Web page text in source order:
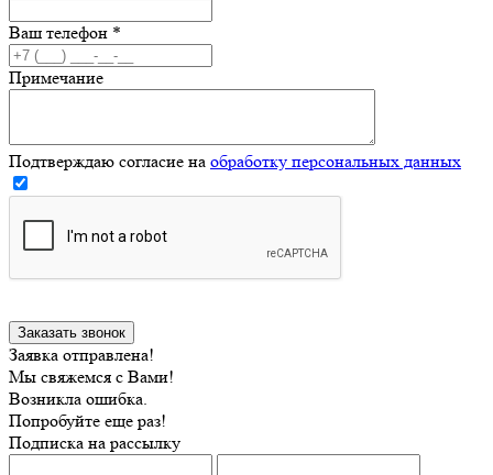
Ваш телефон *
Примечание
Подтверждаю согласие на обработку персональных данных
Заявка отправлена!
Мы свяжемся с Вами!
Возникла ошибка.
Попробуйте еще раз!
Подписка на рассылку